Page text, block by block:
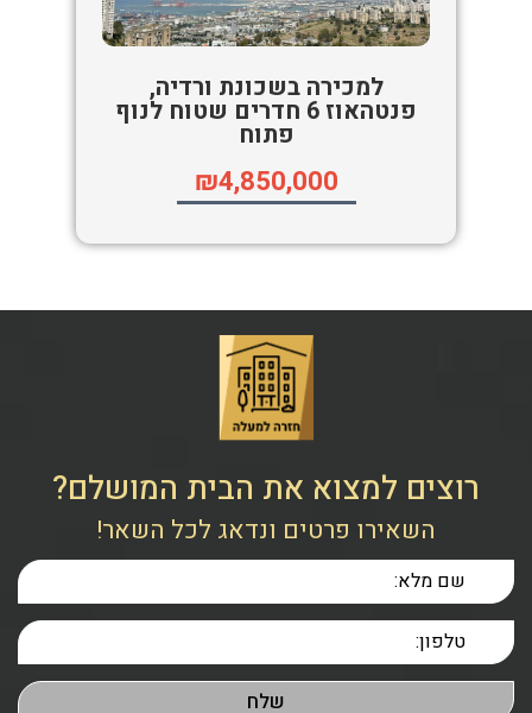
למכירה בשכונת ורדיה,
פנטהאוז 6 חדרים שטוח לנוף
פתוח
₪4,850,000
רוצים למצוא את הבית המושלם?
השאירו פרטים ונדאג לכל השאר!